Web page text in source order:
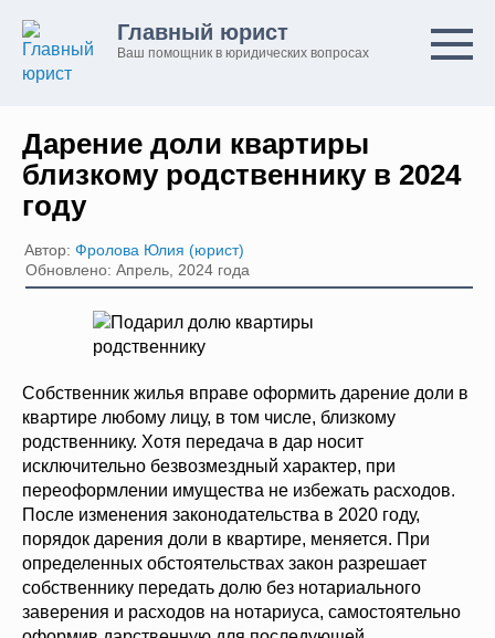
контенту
Главный юрист
Ваш помощник в юридических вопросах
Дарение доли квартиры
близкому родственнику в 2024
году
Автор: Фролова Юлия (юрист)
Обновлено: Апрель, 2024 года
Собственник жилья вправе оформить дарение доли в
квартире любому лицу, в том числе, близкому
родственнику. Хотя передача в дар носит
исключительно безвозмездный характер, при
переоформлении имущества не избежать расходов.
После изменения законодательства в 2020 году,
порядок дарения доли в квартире, меняется. При
определенных обстоятельствах закон разрешает
собственнику передать долю без нотариального
заверения и расходов на нотариуса, самостоятельно